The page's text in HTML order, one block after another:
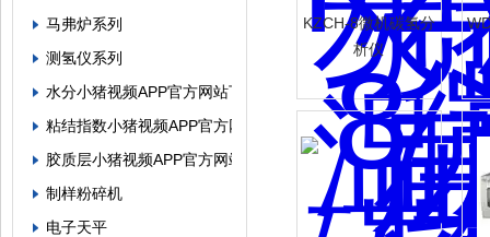
马弗炉系列
测氢仪系列
水分小猪视频APP官方网站下载罗志祥系列
粘结指数小猪视频APP官方网站下载罗志祥系列
胶质层小猪视频APP官方网站下载罗志祥系列
制样粉碎机
电子天平
KZCH-8微机碳氢分
析仪